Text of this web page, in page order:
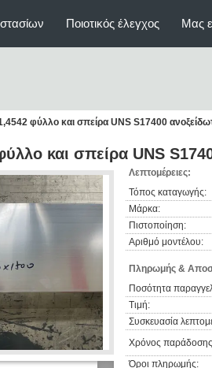
Ποιοτικός έλεγχος Μας
φύλλο και σπείρα UNS S17400
και σπείρα UNS
Λεπτομέρειες:
Τόπος καταγωγής:
Μάρκα:
Πιστοποίηση:
Αριθμό μοντέλου:
Πληρωμής &
Ποσότητα
Τιμή:
Συσκευασία
Χρόνος
Όροι πληρωμής: